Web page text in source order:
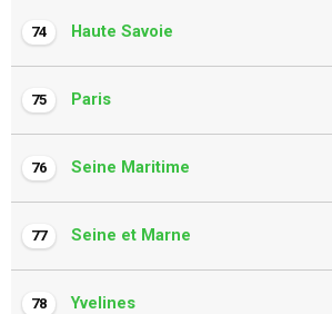
74 Haute Savoie
75 Paris
76 Seine Maritime
77 Seine et Marne
78 Yvelines